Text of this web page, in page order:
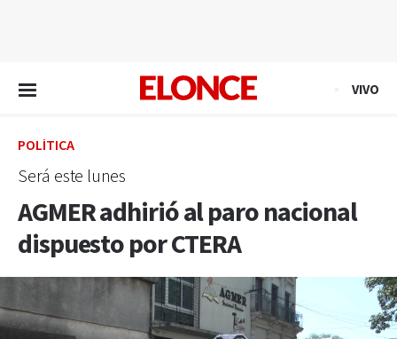
VIVO
POLÍTICA
Será este lunes
AGMER adhirió al paro nacional
dispuesto por CTERA